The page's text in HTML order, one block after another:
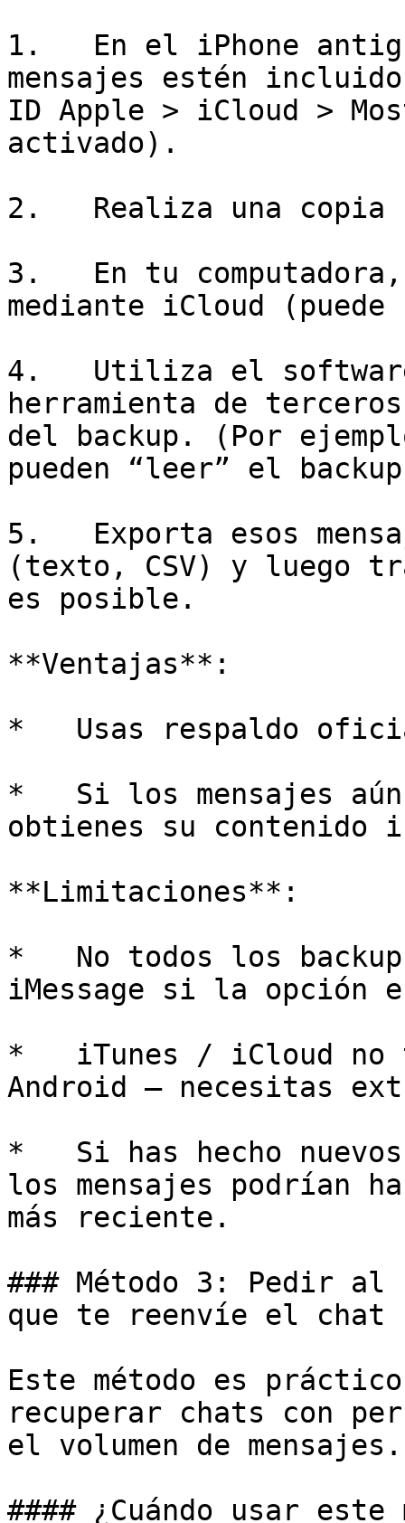
1.   En el iPhone
mensajes estén
ID Apple > iCloud >
activado).
2.   Realiza una copia
3.   En tu
mediante iCloud
4.   Utiliza el
herramienta de
del backup. (Por
pueden “leer” el
5.   Exporta esos
(texto, CSV) y luego
es posible.
**Ventajas**:
*   Usas respaldo
*   Si los mensajes
obtienes su contenido
**Limitaciones**:
*   No todos los
iMessage si la opción
*   iTunes / iCloud no
Android — necesitas
*   Si has hecho
los mensajes podrían
más reciente.
### Método 3: Pedir
que te reenvíe el chat
Este método es
recuperar chats con
el volumen de mensajes.
#### ¿Cuándo usar este